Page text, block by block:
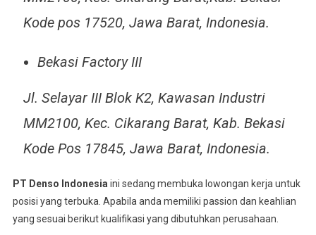
Kode pos 17520, Jawa Barat, Indonesia.
Bekasi Factory III
Jl. Selayar III Blok K2, Kawasan Industri
MM2100, Kec. Cikarang Barat, Kab. Bekasi
Kode Pos 17845, Jawa Barat, Indonesia.
PT Denso Indonesia ini sedang membuka lowongan kerja untuk
posisi yang terbuka. Apabila anda memiliki passion dan keahlian
yang sesuai berikut kualifikasi yang dibutuhkan perusahaan.